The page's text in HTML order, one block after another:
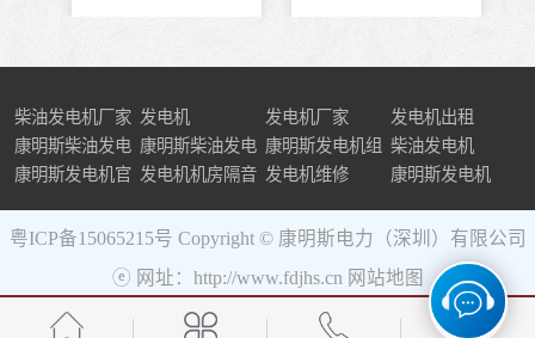
柴油发电机厂家 发电机 发电机厂家
发电机出租
康明斯柴油发电
机组
康明斯柴油发电
机
康明斯发电机组 柴油发电机
康明斯发电机官 发电机机房隔音 发电机维修 康明斯发电机
粤ICP备15065215号 Copyright © 康明斯电力（深圳）有限公司
ⓔ 网址：http://www.fdjhs.cn 网站地图